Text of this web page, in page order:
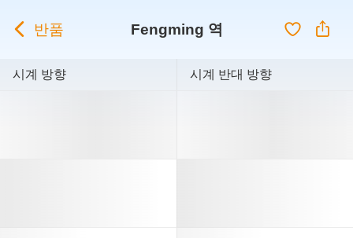
반품 Fengming 역
시계 방향 시계 반대 방향